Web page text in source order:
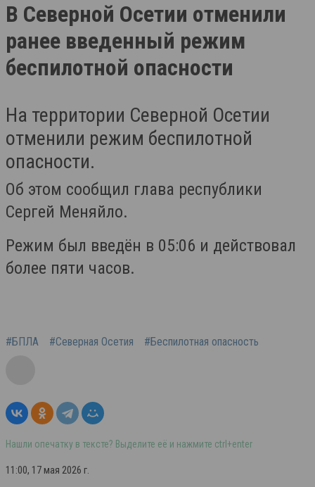
В Северной Осетии отменили
ранее введенный режим
беспилотной опасности
На территории Северной Осетии
отменили режим беспилотной
опасности.
Об этом сообщил глава республики
Сергей Меняйло.
Режим был введён в 05:06 и действовал
более пяти часов.
#БПЛА #Северная Осетия #Беспилотная опасность
Нашли опечатку в тексте? Выделите её и нажмите ctrl+enter
11:00, 17 мая 2026 г.